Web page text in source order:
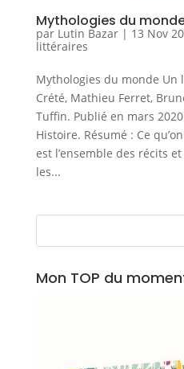
Mythologies du
par Lutin Bazar| 13 Nov
littéraires
Mythologies du monde Un
Crété, Mathieu Ferret,
Tuffin. Publié en mars
Histoire. Résumé : Ce
est l’ensemble des récits
les...
Mon TOP du